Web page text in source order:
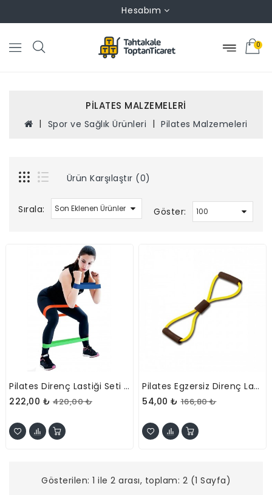
Hesabım
0
PILATES MALZEMELERI
Spor ve Sağlık Ürünleri Pilates Malzemeleri
Ürün Karşılaştır (0)
Sırala: Göster:
Pilates Direnç Lastiği Seti 5 Adet
222,00 ₺ 420,00 ₺
Pilates Egzersiz Direnç Lastiği
54,00 ₺ 166,80 ₺
Gösterilen: 1 ile 2 arası, toplam: 2 (1 Sayfa)